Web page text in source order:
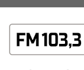
du parc
de Virginie